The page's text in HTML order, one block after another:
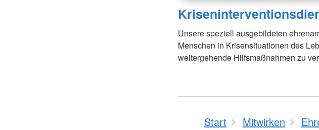
Unsere speziell ausgebildeten
Menschen in Krisensituationen des
weitergehende Hilfsmaßnahmen zu
Start Mitwirken